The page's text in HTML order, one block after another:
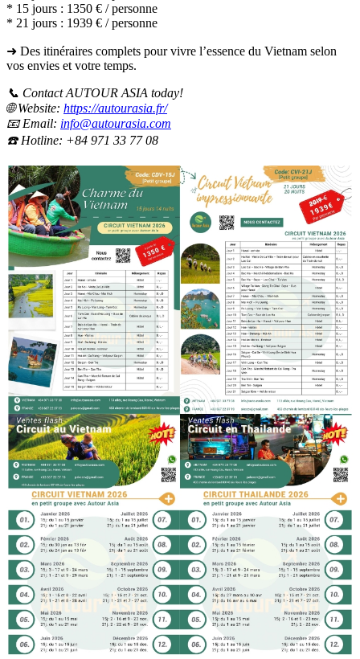
->Itinéraire Vietnam 15 jours en novembre
->Est-ce que 2000 euros suffisent pour 3 semaines au Vietnam
->Voyage tout compris Vietnam pendant les fêtes
🔥 🔥 🔥 ENVIE D'EXPLORER LE VIETNAM EN
AUTREMENT ?
Autour Asiavous propose des circuits au Vietnam en petits groupes
(6 à 8 voyageurs/groupe)À UN PRIX SIMPLEMENT
inoubliables, les coups de cœur de nos voyageurs !
* 10 jours : 999 € / personne
* 14 jours : 1325 € / personne
* 15 jours : 1350 € / personne
* 21 jours : 1939 € / personne
➜ Des itinéraires complets pour vivre l’essence du Vietnam selon
vos envies et votre temps.
📞 Contact AUTOUR ASIA today!
🌐 Website:https://autourasia.fr/
📧 Email: info@autourasia.com
☎️ Hotline: +84 971 33 77 08